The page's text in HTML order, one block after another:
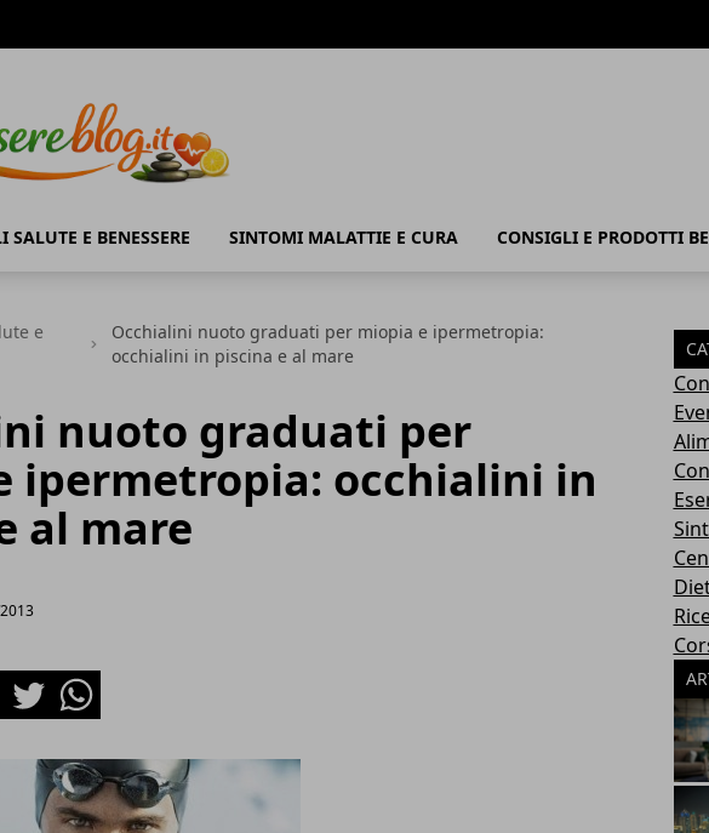
SALUTE E BENESSERE SINTOMI MALATTIE E CURA CONSIGLI E PRODOTTI
e
Occhialini nuoto graduati per miopia e ipermetropia:
occhialini in piscina e al mare
nuoto graduati per
ipermetropia: occhialini in
al mare
TwitterWhatsapp